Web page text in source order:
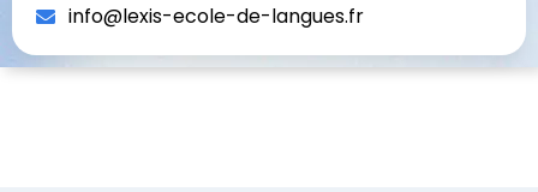
info@lexis-ecole-de-langues.fr